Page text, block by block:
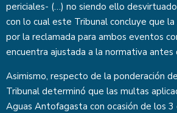
periciales- (…) no siendo ello
con lo cual este Tribunal concluye que
por la reclamada para ambos eventos
encuentra ajustada a la normativa antes
Asimismo, respecto de la ponderación
Tribunal determinó que las multas
Aguas Antofagasta con ocasión de los 3